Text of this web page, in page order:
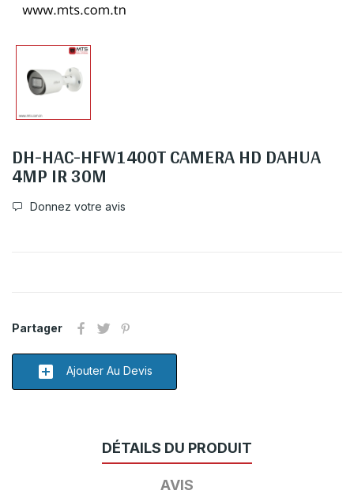
DH-HAC-HFW1400T CAMERA HD DAHUA
4MP IR 30M
Donnez votre avis
Partager
add_box Ajouter Au Devis
DÉTAILS DU PRODUIT
AVIS